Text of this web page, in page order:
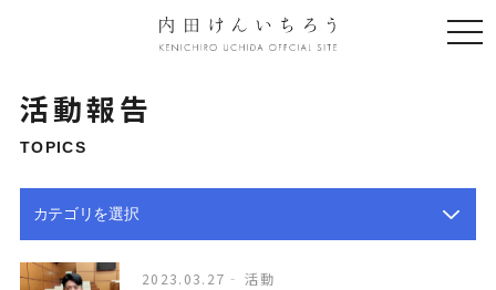
活動報告
TOPICS
2023.03.27 活動